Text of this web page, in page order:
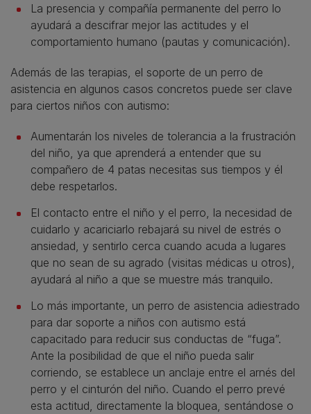
La presencia y compañía permanente del perro lo
ayudará a descifrar mejor las actitudes y el
comportamiento humano (pautas y comunicación).
Además de las terapias, el soporte de un perro de
asistencia en algunos casos concretos puede ser clave
para ciertos niños con autismo:
Aumentarán los niveles de tolerancia a la frustración
del niño, ya que aprenderá a entender que su
compañero de 4 patas necesitas sus tiempos y él
debe respetarlos.
El contacto entre el niño y el perro, la necesidad de
cuidarlo y acariciarlo rebajará su nivel de estrés o
ansiedad, y sentirlo cerca cuando acuda a lugares
que no sean de su agrado (visitas médicas u otros),
ayudará al niño a que se muestre más tranquilo.
Lo más importante, un perro de asistencia adiestrado
para dar soporte a niños con autismo está
capacitado para reducir sus conductas de “fuga”.
Ante la posibilidad de que el niño pueda salir
corriendo, se establece un anclaje entre el arnés del
perro y el cinturón del niño. Cuando el perro prevé
esta actitud, directamente la bloquea, sentándose o